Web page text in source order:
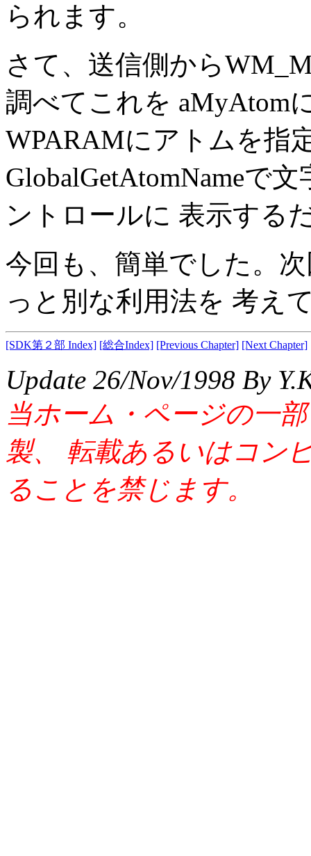
られます。
さて、送信側から
調べてこれを aMyAtom
WPARAMにアトムを指
GlobalGetAtomNameで
ントロールに 表示する
今回も、簡単でした。
っと別な利用法を 考え
[SDK第２部 Index] [総合Index] [Previous Chapter] [Next Chapter]
Update 26/Nov/1998 By
当ホーム・ページの一
製、 転載あるいはコン
ることを禁じます。